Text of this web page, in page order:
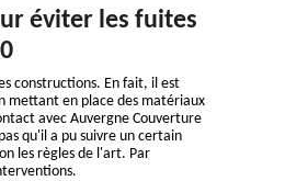
éviter les fuites
constructions. En fait, il est
mettant en place des matériaux
avec Auvergne Couverture
qu'il a pu suivre un certain
les règles de l'art. Par